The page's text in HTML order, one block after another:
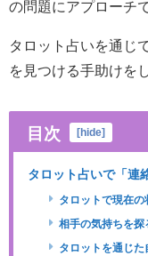
の問題にアプローチ
タロット占いを通じ
を見つける手助けを
目次 hide
タロット占いで「連
タロットで現在の
相手の気持ちを
タロットを通じた